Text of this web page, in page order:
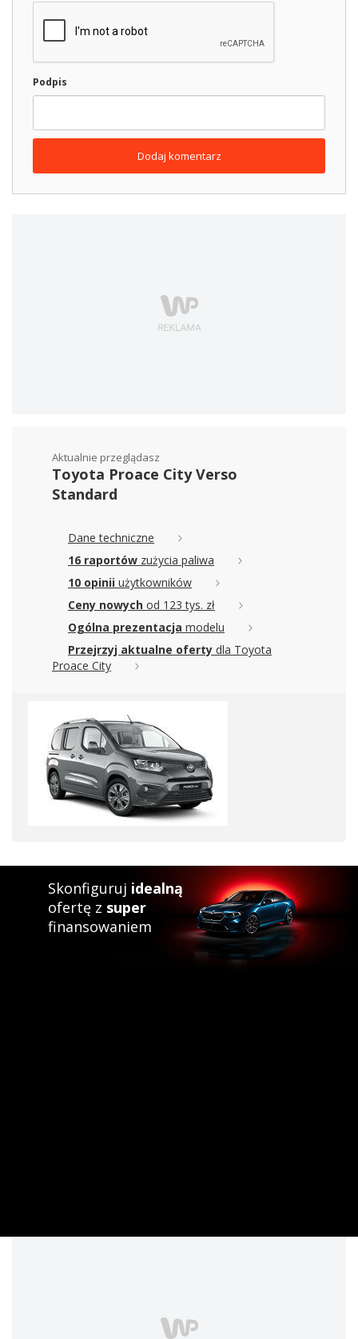
Podpis
Dodaj komentarz
Aktualnie przeglądasz
Toyota Proace City Verso
Standard
Dane techniczne
16 raportów zużycia paliwa
10 opinii użytkowników
Ceny nowych od 123 tys. zł
Ogólna prezentacja modelu
Przejrzyj aktualne oferty dla Toyota
Proace City
Skonfiguruj idealną
ofertę z super
finansowaniem